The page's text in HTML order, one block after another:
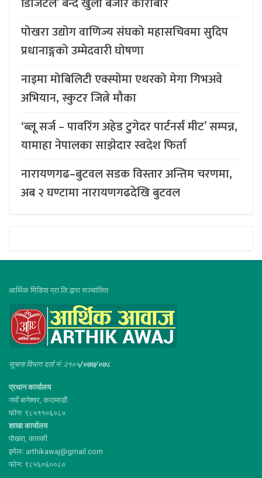
पोखरा उद्योग वाणिज्य संघको महासचिवमा सुदिप
प्रधानाङ्गको उम्मेदवारी घोषणा
नाइमा मोबिलिटी एक्स्पोमा एथरको मेगा गिभअवे
अभियान, स्कुटर जित्ने मौका
‘ब्लू सर्ज – पावरिंग अहेड टुगेदर पार्टनर्स मीट’ सम्पन्न,
यामाहा नेपालका साझेदार स्वदेश फिर्ता
नारायणगढ–बुटवल सडक विस्तार अन्तिम चरणमा,
अब २ घण्टामा नारायणगढदेखि बुटवल
आर्थिक मिडिया प्रा.लि.द्वारा सञ्चालित
सूचना विभाग दर्ता नं :२१०५/०७७/०७८
प्रधान कार्यालय
नयाँ बानेश्वर, काठमाडौं
फोनः ९८५११०६०८०
शाखा कार्यालय
पोखरा, कास्की
इमेलः arthikawaj@gmail.com
फोनः ९८५६०६००८०